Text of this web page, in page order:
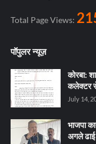
Total Page Views:
पॉपुलर न्यूज़
कोरबा:
कलेक्टर
July 14,
भाजपा
अगले